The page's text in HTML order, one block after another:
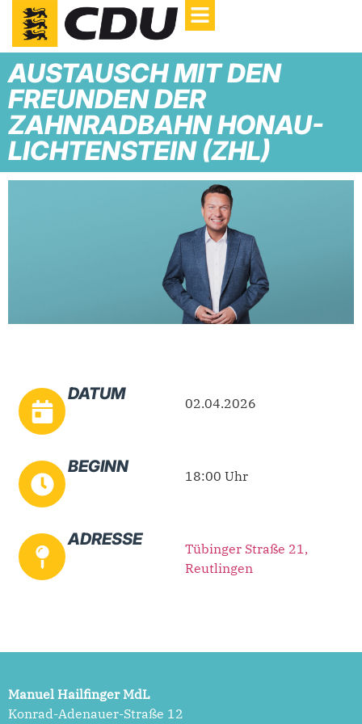
AUSTAUSCH MIT DEN
FREUNDEN DER
ZAHNRADBAHN HONAU-
LICHTENSTEIN (ZHL)
DATUM 02.04.2026
BEGINN 18:00 Uhr
ADRESSE
Tübinger Straße 21,
Reutlingen
Manuel Hailfinger MdL
Konrad-Adenauer-Straße 12